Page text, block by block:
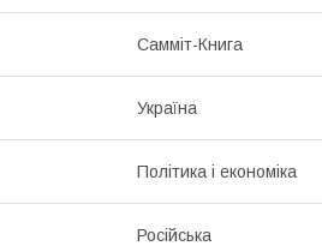
Самміт-Книга
Україна
Політика і економіка
Російська